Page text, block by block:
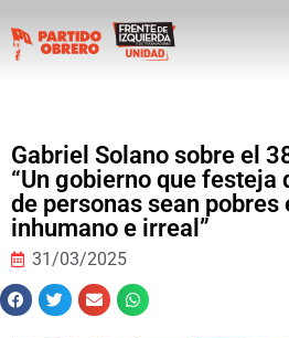
Gabriel Solano sobre el
“Un gobierno que festeja
de personas sean pobres
inhumano e irreal”
31/03/2025